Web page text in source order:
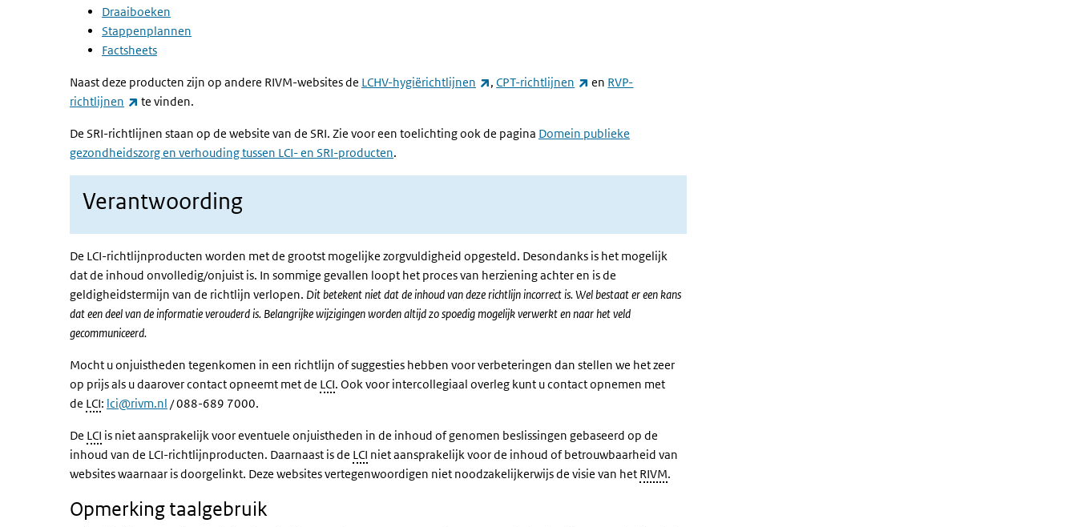
Draaiboeken
Stappenplannen
Factsheets
Naast deze producten zijn op andere RIVM-websites de LCHV-hygiërichtlijnen (externe link)
,CPT-richtlijnen (externe link)
en RVP-
richtlijnen
(externe link)
te vinden.
De SRI-richtlijnen staan op de website van de SRI. Zie voor een toelichting ook de pagina Domein publieke
gezondheidszorg en verhouding tussen LCI- en SRI-producten.
Verantwoording
De LCI-richtlijnproducten worden met de grootst mogelijke zorgvuldigheid opgesteld. Desondanks is het mogelijk
dat de inhoud onvolledig/onjuist is. In sommige gevallen loopt het proces van herziening achter en is de
geldigheidstermijn van de richtlijn verlopen. Dit betekent niet dat de inhoud van deze richtlijn incorrect is. Wel bestaat er een kans
dat een deel van de informatie verouderd is. Belangrijke wijzigingen worden altijd zo spoedig mogelijk verwerkt en naar het veld
gecommuniceerd.
Mocht u onjuistheden tegenkomen in een richtlijn of suggesties hebben voor verbeteringen dan stellen we het zeer
op prijs als u daarover contact opneemt met de LCI. Ook voor intercollegiaal overleg kunt u contact opnemen met
de LCI: lci@rivm.nl / 088-689 7000.
De LCI is niet aansprakelijk voor eventuele onjuistheden in de inhoud of genomen beslissingen gebaseerd op de
inhoud van de LCI-richtlijnproducten. Daarnaast is de LCI niet aansprakelijk voor de inhoud of betrouwbaarheid van
websites waarnaar is doorgelinkt. Deze websites vertegenwoordigen niet noodzakelijkerwijs de visie van het RIVM.
Opmerking taalgebruik